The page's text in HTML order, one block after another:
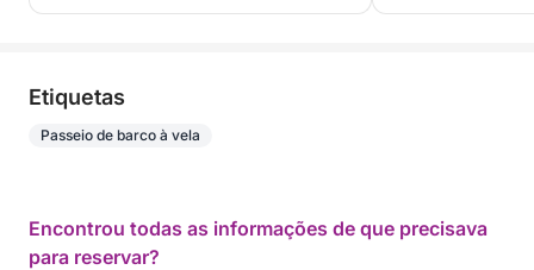
Etiquetas
Passeio de barco à vela
Encontrou todas as informações de que precisava
para reservar?